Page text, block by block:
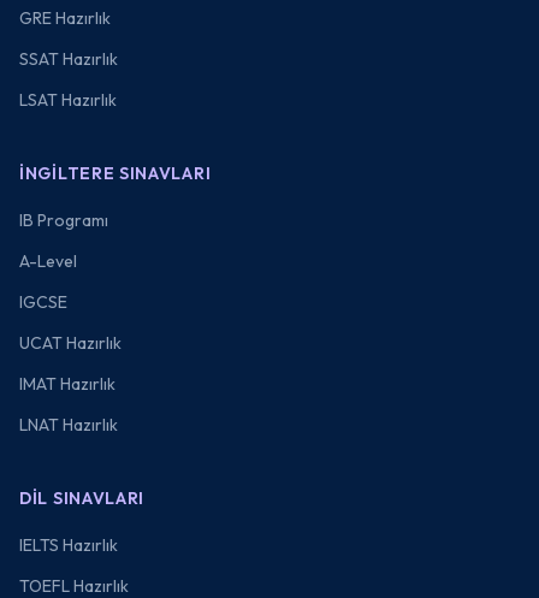
GRE Hazırlık
SSAT Hazırlık
LSAT Hazırlık
İNGILTERE SINAVLARI
IB Programı
A-Level
IGCSE
UCAT Hazırlık
IMAT Hazırlık
LNAT Hazırlık
DIL SINAVLARI
IELTS Hazırlık
TOEFL Hazırlık